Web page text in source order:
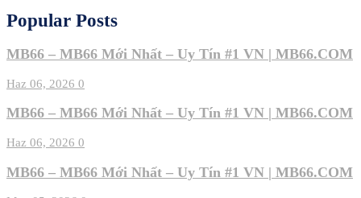
Popular Posts
MB66 – MB66 Mới Nhất – Uy Tín #1 VN | MB66.COM
Haz 06, 2026 0
MB66 – MB66 Mới Nhất – Uy Tín #1 VN | MB66.COM
Haz 06, 2026 0
MB66 – MB66 Mới Nhất – Uy Tín #1 VN | MB66.COM